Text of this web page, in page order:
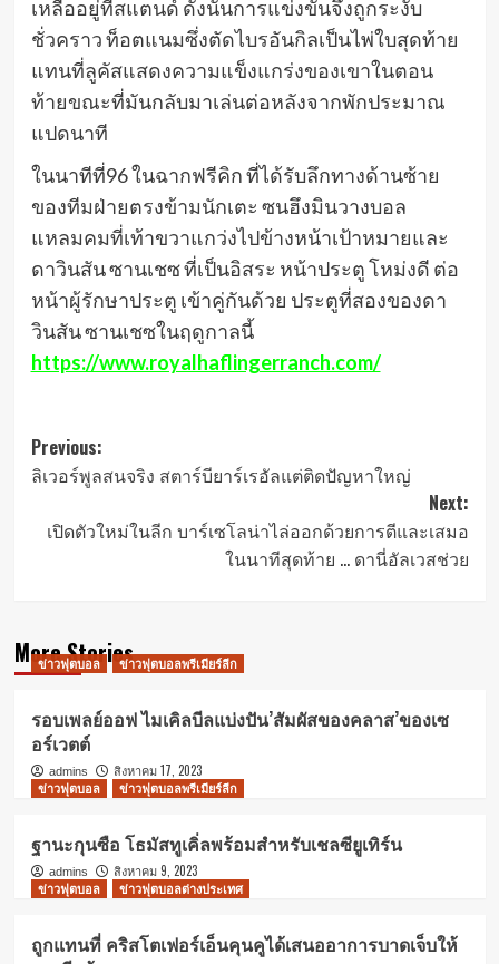
เหลืออยู่ที่สแตนด์ ดังนั้นการแข่งขันจึงถูกระงับ
ชั่วคราว ท็อตแนมซึ่งตัดไบรอันกิลเป็นไพ่ใบสุดท้าย
แทนที่ลูคัสแสดงความแข็งแกร่งของเขาในตอน
ท้ายขณะที่มันกลับมาเล่นต่อหลังจากพักประมาณ
แปดนาที
ในนาทีที่96 ในฉากฟรีคิก ที่ได้รับลึกทางด้านซ้าย
ของทีมฝ่ายตรงข้ามนักเตะ ซนฮึงมินวางบอล
แหลมคมที่เท้าขวาแกว่งไปข้างหน้าเป้าหมายและ
ดาวินสัน ซานเชซ ที่เป็นอิสระ หน้าประตู โหม่งดี ต่อ
หน้าผู้รักษาประตู เข้าคู่กันด้วย ประตูที่สองของดา
วินสัน ซานเชซในฤดูกาลนี้
https://www.royalhaflingerranch.com/
Post
navigation
Previous:
ลิเวอร์พูลสนจริง สตาร์บียาร์เรอัลแต่ติดปัญหาใหญ่
Next:
เปิดตัวใหม่ในลีก บาร์เซโลน่าไล่ออกด้วยการตีและเสมอ
ในนาทีสุดท้าย … ดานี่อัลเวสช่วย
More Stories
ข่าวฟุตบอล ข่าวฟุตบอลพรีเมียร์ลีก
รอบเพลย์ออฟ ไมเคิลบีลแบ่งปัน’สัมผัสของคลาส’ของเซ
อร์เวตต์
admins
สิงหาคม 17, 2023
ข่าวฟุตบอล
ข่าวฟุตบอลพรีเมียร์ลีก
ฐานะกุนซือ โธมัสทูเคิ่ลพร้อมสำหรับเชลซียูเทิร์น
admins
สิงหาคม 9, 2023
ข่าวฟุตบอล
ข่าวฟุตบอลต่างประเทศ
ถูกแทนที่ คริสโตเฟอร์เอ็นคุนคูได้เสนออาการบาดเจ็บให้